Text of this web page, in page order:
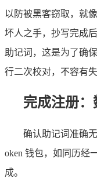
以防被黑客窃取，就
坏人之手，抄写完成
助记词，这是为了确
行二次校对，不容有失
完成注册
确认助记词准确
oken 钱包，如同历经
成。